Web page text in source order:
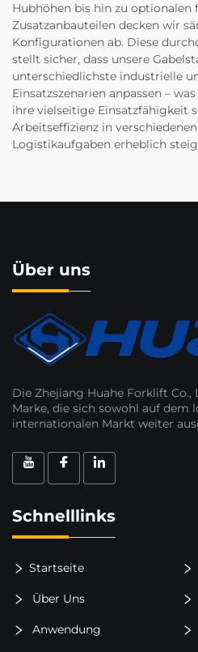
Hubhöhen bis hin zu optionalen
Zusatzanbauteilen decken wir
Konfigurationen ab. Diese
stellt sicher, dass unsere
unterschiedlichste industrielle
Einsatzszenarien anpassen –
ihre vielseitige Einsatzfähigkeit
Arbeitseffizienz in
Logistikaufgaben erheblich
Über uns
Die Zhejiang Huahe Forklift Co.,
Marke, die sich sowohl auf dem
internationalen Markt weiter
Schnelllinks
Startseite
Über Uns
Anwendung